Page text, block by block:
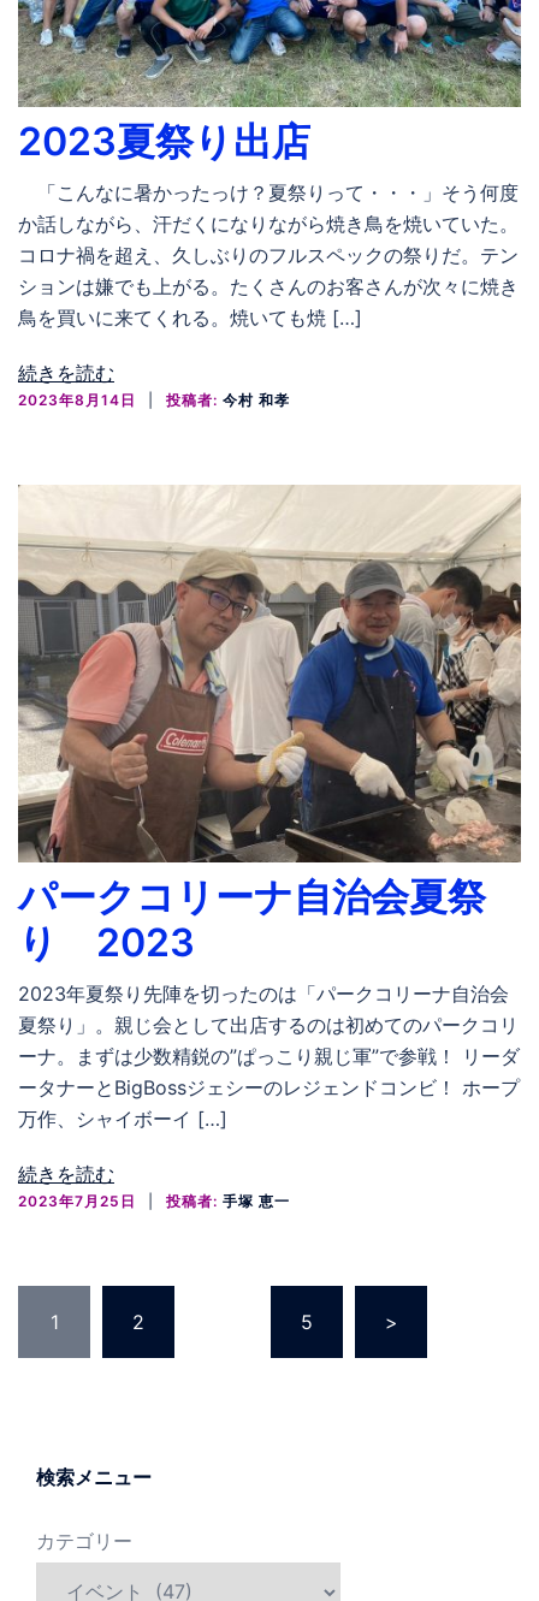
2023夏祭り出店
「こんなに暑かったっけ？夏祭りって・・・」そう何度
か話しながら、汗だくになりながら焼き鳥を焼いていた。
コロナ禍を超え、久しぶりのフルスペックの祭りだ。テン
ションは嫌でも上がる。たくさんのお客さんが次々に焼き
鳥を買いに来てくれる。焼いても焼 […]
続きを読む
2023年8月14日 投稿者: 今村 和孝
パークコリーナ自治会夏祭
り 2023
2023年夏祭り先陣を切ったのは「パークコリーナ自治会
夏祭り」。親じ会として出店するのは初めてのパークコリ
ーナ。まずは少数精鋭の”ぱっこり親じ軍”で参戦！ リーダ
ータナーとBigBossジェシーのレジェンドコンビ！ ホープ
万作、シャイボーイ […]
続きを読む
2023年7月25日 投稿者: 手塚 恵一
の
ジ
り
1 2 5 >
検索メニュー
カテゴリー